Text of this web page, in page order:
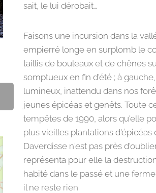
sait, le lui dérobait…
Faisons une incursion dans la
empierré longe en surplomb le
taillis de bouleaux et de chênes
somptueux en fin d'été ; à
lumineux, inattendu dans nos
jeunes épicéas et genêts. Toute
tempêtes de 1990, alors qu'elle
plus vieilles plantations
Daverdisse n'est pas près
représenta pour elle la
habité dans le passé et une
il ne reste rien.